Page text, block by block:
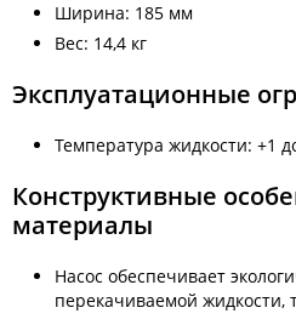
Ширина: 185 мм
Вес: 14,4 кг
Эксплуатационные
Температура жидкости: +1
Конструктивные
материалы
Насос обеспечивает
перекачиваемой